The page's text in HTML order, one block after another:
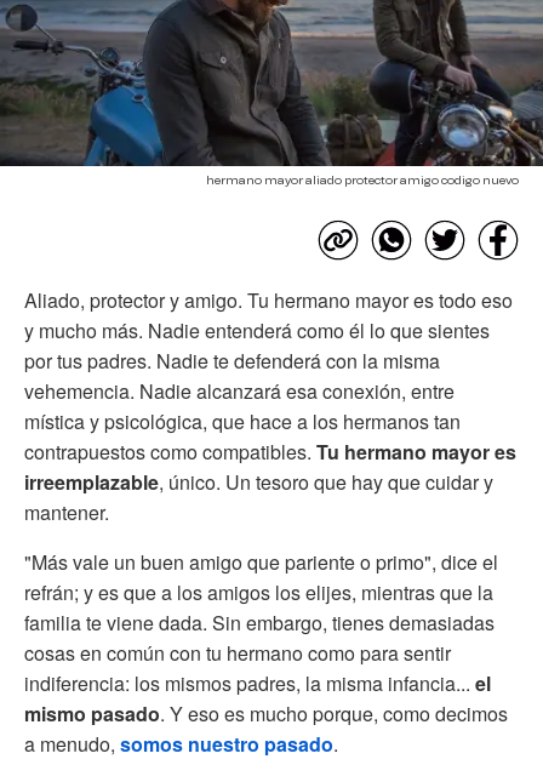
hermano mayor aliado protector amigo codigo nuevo
Aliado, protector y amigo. Tu hermano mayor es todo eso
y mucho más. Nadie entenderá como él lo que sientes
por tus padres. Nadie te defenderá con la misma
vehemencia. Nadie alcanzará esa conexión, entre
mística y psicológica, que hace a los hermanos tan
contrapuestos como compatibles. Tu hermano mayor es
irreemplazable, único. Un tesoro que hay que cuidar y
mantener.
"Más vale un buen amigo que pariente o primo", dice el
refrán; y es que a los amigos los elijes, mientras que la
familia te viene dada. Sin embargo, tienes demasiadas
cosas en común con tu hermano como para sentir
indiferencia: los mismos padres, la misma infancia... el
mismo pasado. Y eso es mucho porque, como decimos
a menudo, somos nuestro pasado.